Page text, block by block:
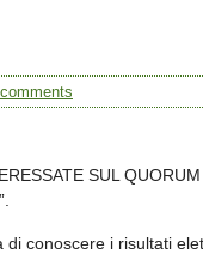
SUL QUORUM
conoscere i risultati